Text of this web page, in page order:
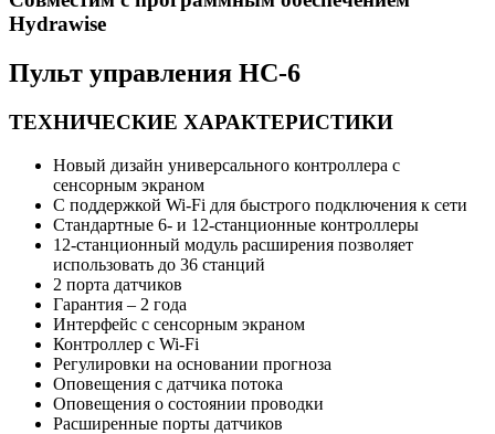
Hydrawise
Пульт управления HC-6
ТЕХНИЧЕСКИЕ ХАРАКТЕРИСТИКИ
Новый дизайн универсального контроллера с
сенсорным экраном
С поддержкой Wi-Fi для быстрого подключения к сети
Стандартные 6- и 12-станционные контроллеры
12-станционный модуль расширения позволяет
использовать до 36 станций
2 порта датчиков
Гарантия – 2 года
Интерфейс с сенсорным экраном
Контроллер с Wi-Fi
Регулировки на основании прогноза
Оповещения с датчика потока
Оповещения о состоянии проводки
Расширенные порты датчиков